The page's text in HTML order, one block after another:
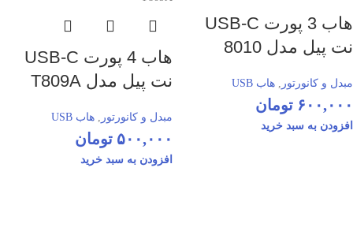
هاب 3 پورت USB-C
نت پیل مدل 8010
مبدل و کانورتور هاب USB
۶۰۰,۰۰۰ تومان
افزودن به سبد خرید
هاب 4 پورت USB-C
نت پیل مدل T809A
مبدل و کانورتور , هاب USB
۵۰۰,۰۰۰ تومان
افزودن به سبد خرید